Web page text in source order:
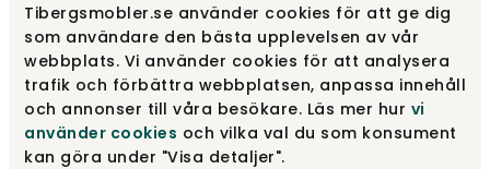
Tibergsmobler.se använder cookies för att ge dig
som användare den bästa upplevelsen av vår
webbplats. Vi använder cookies för att analysera
trafik och förbättra webbplatsen, anpassa innehåll
och annonser till våra besökare. Läs mer hur vi
använder cookies och vilka val du som konsument
kan göra under "Visa detaljer".
Rekommenderade tillval
Rekommenderade tillval